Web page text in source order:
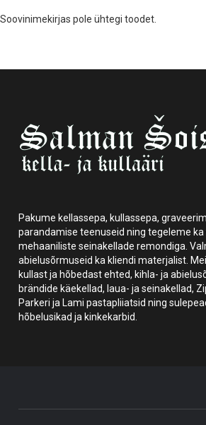
Soovinimekirjas pole ühtegi toodet.
Pakume kellassepa, kullassepa,
parandamise teenuseid ning tegeleme ka
mehaaniliste seinakellade remondiga.
abielusõrmuseid ka kliendi materjalist.
kullast ja hõbedast ehted, kihla- ja
brändide käekellad, laua- ja seinakellad,
Parkeri ja Lami pastapliiatsid ning
hõbelusikad ja kinkekarbid.